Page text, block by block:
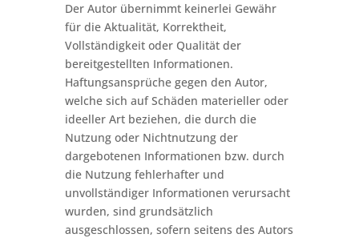
Der Autor übernimmt keinerlei Gewähr
für die Aktualität, Korrektheit,
Vollständigkeit oder Qualität der
bereitgestellten Informationen.
Haftungsansprüche gegen den Autor,
welche sich auf Schäden materieller oder
ideeller Art beziehen, die durch die
Nutzung oder Nichtnutzung der
dargebotenen Informationen bzw. durch
die Nutzung fehlerhafter und
unvollständiger Informationen verursacht
wurden, sind grundsätzlich
ausgeschlossen, sofern seitens des Autors